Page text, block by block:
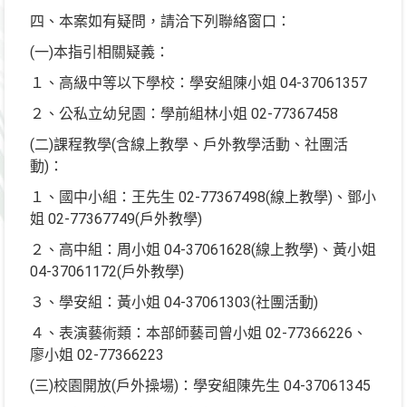
四、本案如有疑問，請洽下列聯絡窗口：
(一)本指引相關疑義：
１、高級中等以下學校：學安組陳小姐 04-37061357
２、公私立幼兒園：學前組林小姐 02-77367458
(二)課程教學(含線上教學、戶外教學活動、社團活
動)：
１、國中小組：王先生 02-77367498(線上教學)、鄧小
姐 02-77367749(戶外教學)
２、高中組：周小姐 04-37061628(線上教學)、黃小姐
04-37061172(戶外教學)
３、學安組：黃小姐 04-37061303(社團活動)
４、表演藝術類：本部師藝司曾小姐 02-77366226、
廖小姐 02-77366223
(三)校園開放(戶外操場)：學安組陳先生 04-37061345